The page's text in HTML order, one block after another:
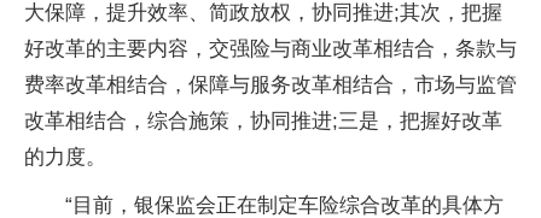
大保障，提升效率、简政放权，协同推进;其次，把握
好改革的主要内容，交强险与商业改革相结合，条款与
费率改革相结合，保障与服务改革相结合，市场与监管
改革相结合，综合施策，协同推进;三是，把握好改革
的力度。
“目前，银保监会正在制定车险综合改革的具体方